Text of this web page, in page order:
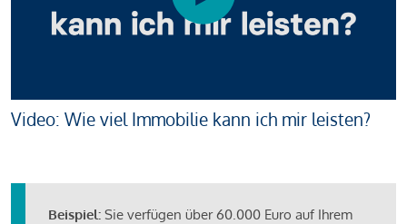
Video: Wie viel Immobilie kann ich mir leisten?
Beispiel: Sie verfügen über 60.000 Euro auf Ihrem